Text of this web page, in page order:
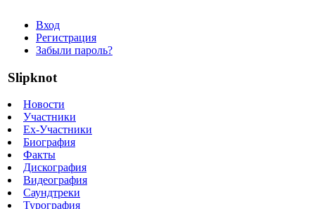
Вход
Регистрация
Забыли пароль?
Slipknot
Новости
Участники
Ex-Участники
Биография
Факты
Дискография
Видеография
Саундтреки
Турография